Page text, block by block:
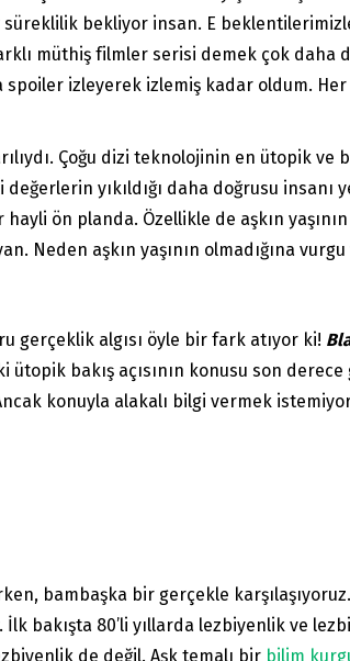
bekliyor insan. E
müthiş filmler serisi demek çok daha
izleyerek izlemiş kadar oldum.
Çoğu dizi teknolojinin en ütopik
yıkıldığı daha doğrusu
ön planda. Özellikle de aşkın
aşkın yaşının olmadığına vurgu
gerçeklik algısı öyle bir fark atıyor ki!
bakış açısının konusu son
konuyla alakalı bilgi vermek
bambaşka bir gerçekle
bakışta 80’li yıllarda lezbiyenlik ve
de değil. Aşk temalı bir bilim